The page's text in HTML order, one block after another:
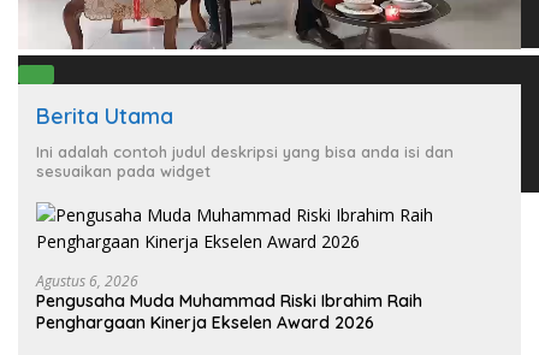
00:00
02:17
Berita Utama
Ini adalah contoh judul deskripsi yang bisa anda isi dan
sesuaikan pada widget
Agustus 6, 2026
Pengusaha Muda Muhammad Riski Ibrahim Raih
Penghargaan Kinerja Ekselen Award 2026